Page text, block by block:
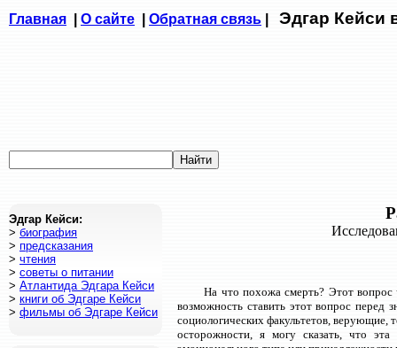
На что похожа смерть? Этот вопрос
возможность ставить этот вопрос перед
социологических факультетов, верующие,
осторожности, я могу сказать, что
Эдгар Кейси:
> биография
> предсказания
> чтения
> советы о питании
> Атлантида Эдгара Кейси
> книги об Эдгаре Кейси
> фильмы об Эдгаре Кейси
Главная О сайте Обратная связь Эдгар Кейси